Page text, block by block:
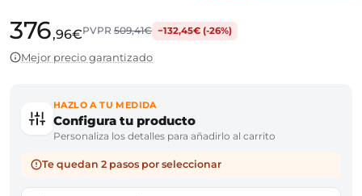
376,96€PVPR509,41€ −132,45€ (-26%)
Mejor precio garantizado
HAZLO A TU MEDIDA
Configura tu producto
Personaliza los detalles para añadirlo al carrito
Te quedan 2 pasos por seleccionar